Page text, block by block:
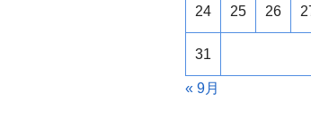
24 25 26
31
« 9月